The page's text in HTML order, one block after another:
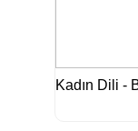
Kadın Dili -